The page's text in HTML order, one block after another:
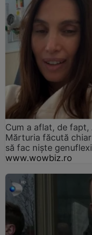
Cum a aflat, de fapt,
Mărturia făcută
să fac niște
www.wowbiz.ro